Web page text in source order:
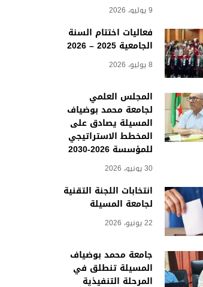
9 يوليو، 2026
فعاليات اختتام السنة
الجامعية 2025 – 2026
8 يوليو، 2026
المجلس العلمي
لجامعة محمد بوضياف
المسيلة يصادق على
المخطط الاستراتيجي
للمؤسسة 2026-2030
30 يونيو، 2026
انتخابات اللجنة التقنية
لجامعة المسيلة
22 يونيو، 2026
جامعة محمد بوضياف
المسيلة تنطلق في
المرحلة التنفيذية